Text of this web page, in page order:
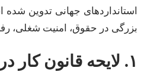
استانداردهای جهانی تدوین
بزرگی در حقوق، امنیت شغلی،
۱. لایحه قانون کار دریایی چیست؟ | معرفی و اهمیت لایحه